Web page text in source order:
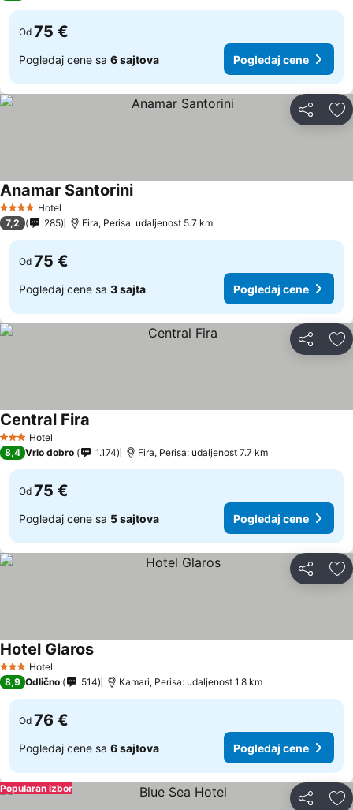
Od 75 €
Pogledaj cene sa 6 sajtova Pogledaj cene
Deli
4 ZvezdiceHotel
Anamar SantoriniPogledaj cene
7,2 285 Fira, Perisa: udaljenost 5.7 km
Od 75 €
Pogledaj cene sa 3 sajta Pogledaj cene
Deli
3 Zvezdice
Hotel
Central Fira
8,4 Vrlo dobro 1.174 Fira, Perisa: udaljenost 7.7 km
Od 75 €
Pogledaj cene sa 5 sajtova Pogledaj cene
Deli
3 Zvezdice
Hotel
Hotel GlarosPogledaj cene
8,9 Odlično 514 Kamari, Perisa: udaljenost 1.8 km
Od 76 €
Pogledaj cene sa 6 sajtova Pogledaj cene
Deli
Popularan izbor